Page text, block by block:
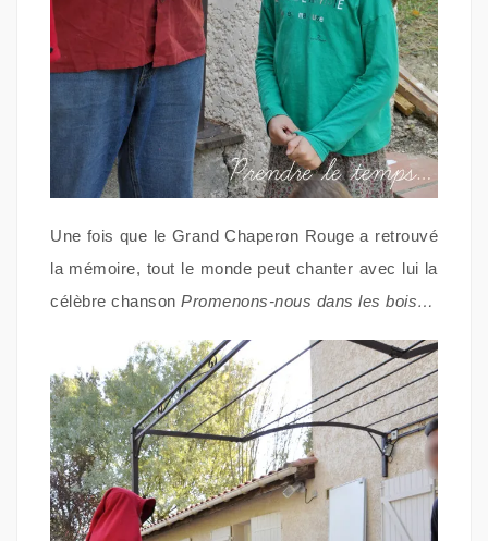
Une fois que le Grand Chaperon Rouge a retrouvé
la mémoire, tout le monde peut chanter avec lui la
célèbre chanson Promenons-nous dans les bois…